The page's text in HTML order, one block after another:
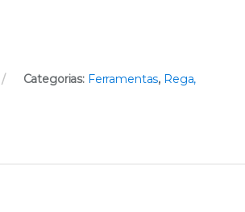
Categorias: Ferramentas, Rega,